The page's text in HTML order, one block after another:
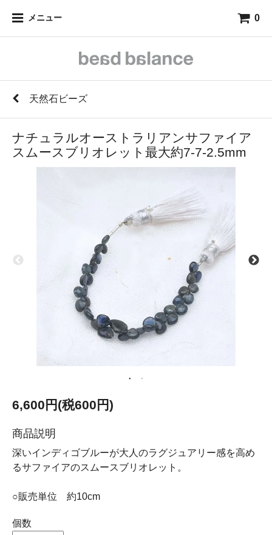
メニュー 0
天然石ビーズ
ナチュラルオーストラリアンサファイア
スムースブリオレット最大約7-7-2.5mm
6,600円(税600円)
商品説明
深いインディゴブルーが大人のラグジュアリー感を高め
るサファイアのスムースブリオレット。
○販売単位 約10cm
個数